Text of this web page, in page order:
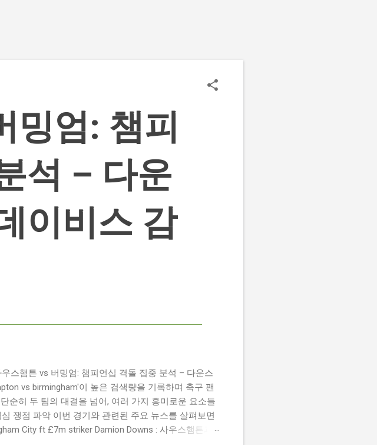
밍엄: 챔피
석 – 다운
이비스 감
스햄튼 vs 버밍엄: 챔피언십 격돌 집중 분석 – 다운스
vs birmingham'이 높은 검색량을 기록하며 축구 팬
순히 두 팀의 대결을 넘어, 여러 가지 흥미로운 요소들
쟁점 파악 이번 경기와 관련된 주요 뉴스를 살펴보면
City ft £7m striker Damion Downs : 사우스햄튼과